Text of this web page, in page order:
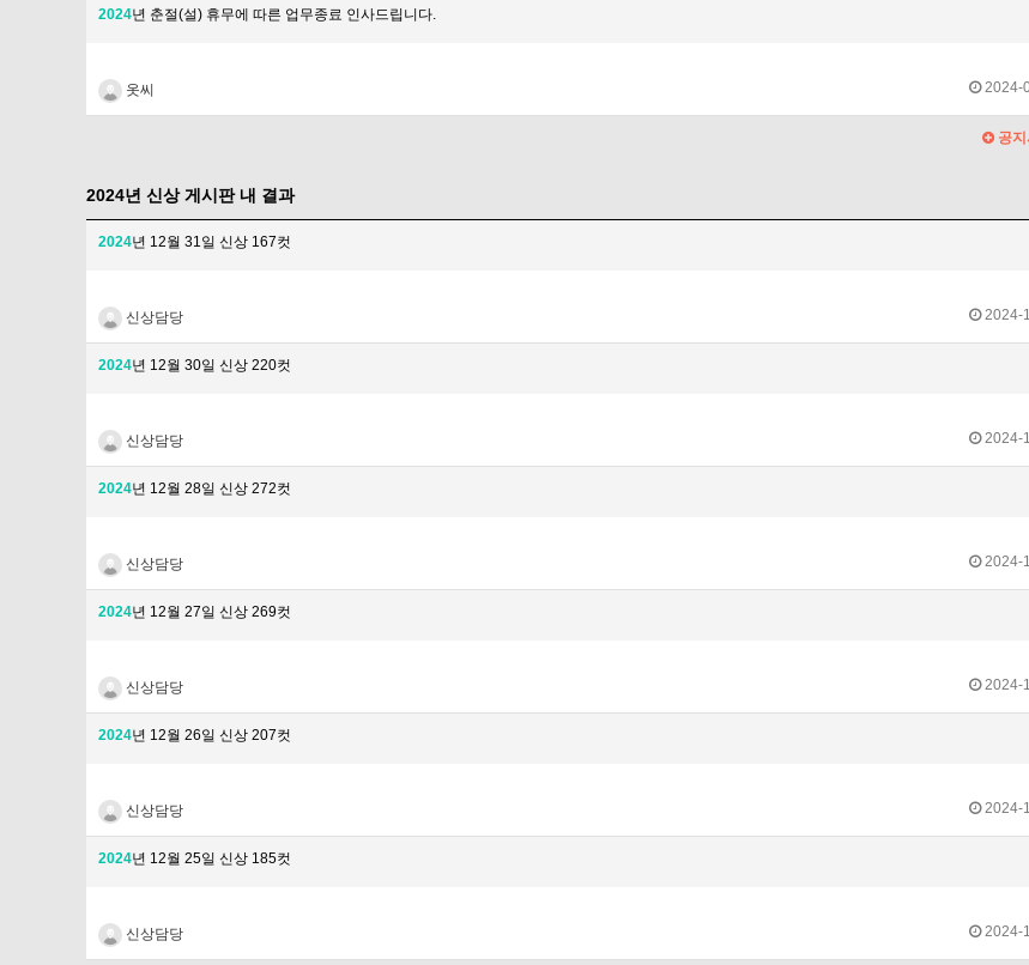
2024년 춘절(설) 휴무에 따른 업무종료 인사드립니다.
옷씨 2024-
공
2024년 신상 게시판 내 결과
2024년 12월 31일 신상 167컷
신상담당 2024-
2024년 12월 30일 신상 220컷
신상담당 2024-
2024년 12월 28일 신상 272컷
신상담당 2024-
2024년 12월 27일 신상 269컷
신상담당 2024-
2024년 12월 26일 신상 207컷
신상담당 2024-
2024년 12월 25일 신상 185컷
신상담당 2024-